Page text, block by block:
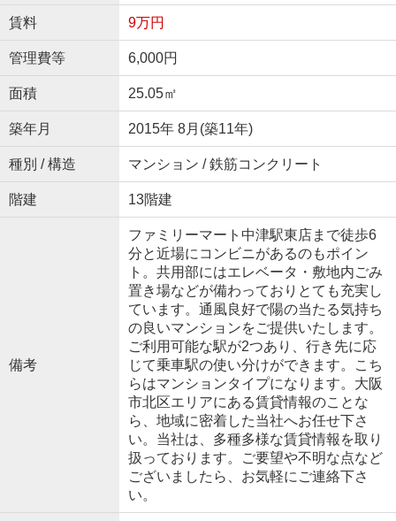
賃料 9万円
管理費等 6,000円
面積 25.05㎡
築年月 2015年 8月(築11年)
種別 / 構造 マンション / 鉄筋コンクリート
階建 13階建
備考
ファミリーマート中津駅東店まで徒歩6
分と近場にコンビニがあるのもポイン
ト。共用部にはエレベータ・敷地内ごみ
置き場などが備わっておりとても充実し
ています。通風良好で陽の当たる気持ち
の良いマンションをご提供いたします。
ご利用可能な駅が2つあり、行き先に応
じて乗車駅の使い分けができます。こち
らはマンションタイプになります。大阪
市北区エリアにある賃貸情報のことな
ら、地域に密着した当社へお任せ下さ
い。当社は、多種多様な賃貸情報を取り
扱っております。ご要望や不明な点など
ございましたら、お気軽にご連絡下さ
い。